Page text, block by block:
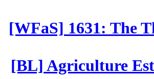
[WFaS] 1631: The
[BL] Agriculture